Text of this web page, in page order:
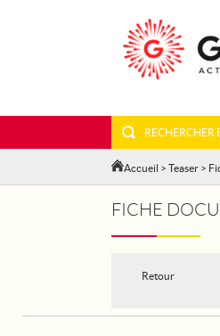
RECHERCHER
Accueil > Teaser >
FICHE
Retour